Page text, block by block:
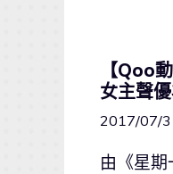
【Qoo
女主聲
2017/07/
由《星